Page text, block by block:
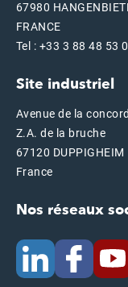
67980
FRANCE
Tel : +33 3 88 48 53
Site industriel
Avenue de la
Z.A. de la bruche
67120 DUPPIGHEIM
France
Nos réseaux